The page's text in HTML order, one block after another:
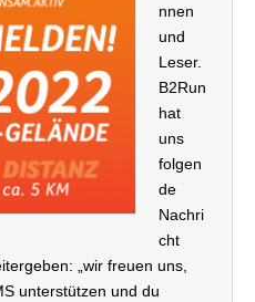
nnen
und
Leser.
B2Run
hat
uns
folgen
de
Nachri
cht
„wir freuen uns,
unterstützen und du